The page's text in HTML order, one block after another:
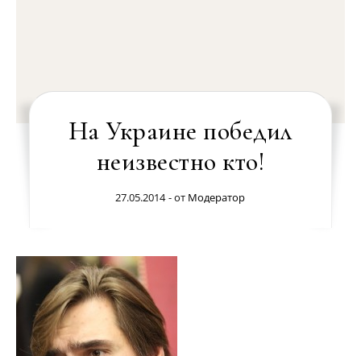
На Украине победил
неизвестно кто!
27.05.2014 - от Модератор